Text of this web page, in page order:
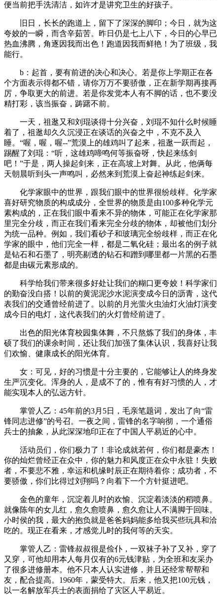
便当前把手洗清洁，如许才是讲究卫生的好孩子。
旧日，长长的跑道上，留下了深深的脚印；今日，就为这
夸姣的一瞬，而含辛茹苦。昨日仍是七上八下，今日的心早已
热血沸腾，角逐因我而出色！跑道因我而鲜艳！为了班级，我
能行。
b：起首，要有前进的决心和决心。若是你上学期正在各
个方面表示得都不错，请你万万不要骄傲，正在新学期再接再
厉，争取更大的前进。若是你发觉本人有不脚的话，也不要没
精打彩，该当振奋，踌躇不前。
一天，祖逖又和刘琨谈得十分兴奋，刘琨不知什么时候睡
着了，祖逖却久久沉浸正在谈话的兴奋之中，不克不及入
睡。“喔，喔，喔--”荒漠上的雄鸡叫了起来，祖逖一跃而起，
踢醒了刘琨：“听，这雄鸡啼鸣何等振奋呀，快起来练剑
吧！”于是，两人操起剑来，正在高坡上对舞。从此，他俩每
天朝晨听到头一声鸣叫，必然来到荒漠上奋起神练起剑来。
化学家眼中的世界，跟我们眼中的世界很纷歧样。化学家
喜好研究物质的构成成分，全世界的物质是由100多种化学元
素构成的，正在我们眼中看来不异的物体，可能正在化学家那
里完全分歧，而正在我们看来完全分歧的物体，却被他们划分
为统一品种。例如，我们看砂子和玻璃完全纷歧样，而正在化
学家的眼中，他们完全一样，都是二氧化硅；最出名的例子就
是钻石和石墨了，明亮剔透的钻石和蹭到哪里都一片黑的石墨
都是由碳元素形成的。
科学给我们带来很多好处让我们的糊口更夸姣！科学家们
的勤奋没白搭！以前的黄泥泥沙水泥演变成今日的沥青，这代
表我们的交通曾经前进了。以前的月光萤火虫油灯火油灯演变
成今日的电灯，这代表我们的火灯曾经前进了。
出色的阳光体育校园集体舞，不只熬炼了我们的身体，丰
硕了我们的课余时间，还让我们加强了集体认识，我喜好让我
们欢愉、健康成长的阳光体育。
女：可见，好的习惯是十分主要的，它能够让人的终身发
生严沉变化。浑身的人，是成不了的，惟有有好习惯的人，才
能实现本人的弘远方针。
掌管人乙：45年前的3月5日，毛亲笔题词，发出了向“雷
锋同志进修”的号召。一夜之间，雷锋的名字响彻，一个通俗
兵士的抽象，从此深深地印正在了中国人平易近的心中。
活动员们，你们极力了！非论成就若何，你们都是豪杰！
你的灿烂曾经正在众中，你的魅力和风度正在众中永驻！失败
者，不要悲不雅，幸运和机缘时辰正在期待着你；成功者，不
要骄傲，你们比得过刘翔吗？向着下一个方针挺进吧。
金色的童年，沉淀着儿时的欢愉、沉淀着淡淡的稻喷鼻。
就像陈年的女儿红，愈久愈喷鼻，愈久愈让人不满脚于回味。
小时侯的我，最大的抱负就是爸爸妈妈能多给我买些玩具和洽
吃的。现正在看来，才感觉儿时的我何等的天实。
掌管人乙：雷锋叔叔很是俭仆，一双袜子补了又补，穿了
又穿，可他却用本人每月仅有的6元钱津贴，为全班和友采办
了很多进修册本。他不只本人认实进修，并且还经常帮帮和
友，配合提高。1960年，蒙受特大。后来，他又把100元钱，
以一名解放军兵士的表面捐给了灾区人平易近。